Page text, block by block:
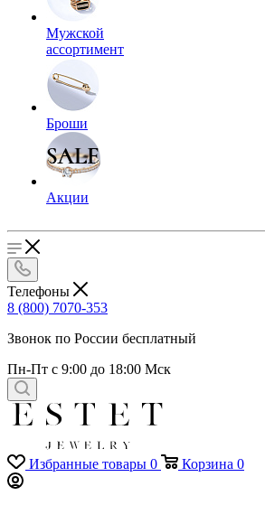
Мужской
ассортимент
Броши
Акции
Телефоны
8 (800) 7070-353
Звонок по России бесплатный
Пн-Пт с 9:00 до 18:00 Мск
Избранные товары 0 Корзина 0